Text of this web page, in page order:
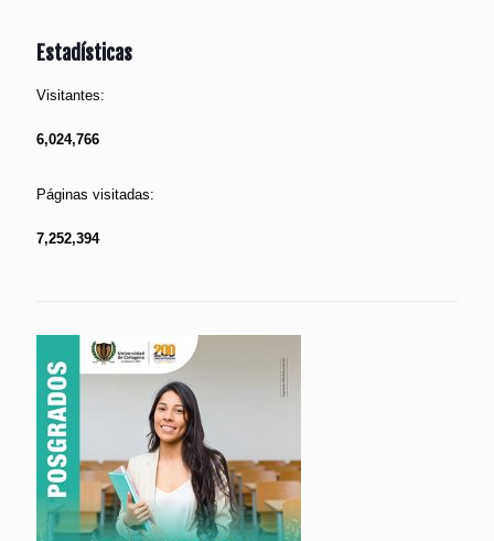
Estadísticas
Visitantes:
6,024,766
Páginas visitadas:
7,252,394